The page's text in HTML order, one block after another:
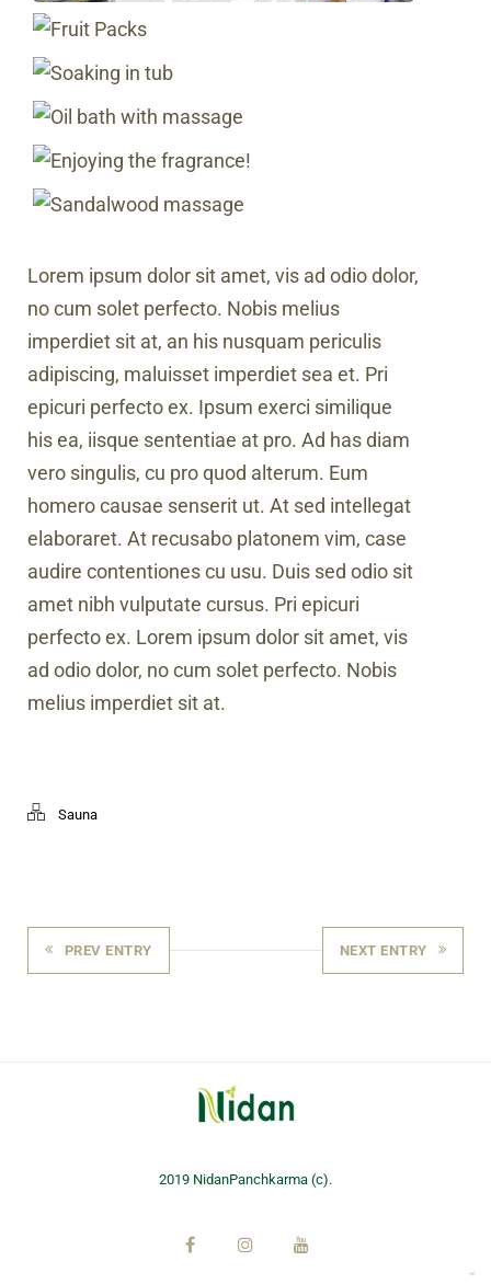
Lorem ipsum dolor sit amet, vis ad odio dolor,
no cum solet perfecto. Nobis melius
imperdiet sit at, an his nusquam periculis
adipiscing, maluisset imperdiet sea et. Pri
epicuri perfecto ex. Ipsum exerci similique
his ea, iisque sententiae at pro. Ad has diam
vero singulis, cu pro quod alterum. Eum
homero causae senserit ut. At sed intellegat
elaboraret. At recusabo platonem vim, case
audire contentiones cu usu. Duis sed odio sit
amet nibh vulputate cursus. Pri epicuri
perfecto ex. Lorem ipsum dolor sit amet, vis
ad odio dolor, no cum solet perfecto. Nobis
melius imperdiet sit at.
Sauna
PREV ENTRY NEXT ENTRY
2019 NidanPanchkarma (c).